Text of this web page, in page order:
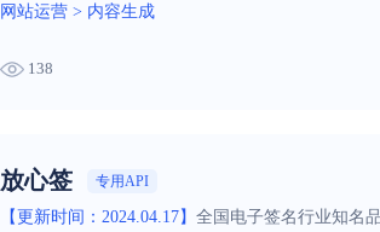
网站运营 > 内容生成
138
放心签 专用API
【更新时间：2024.04.17】 全国电子签名行业知名